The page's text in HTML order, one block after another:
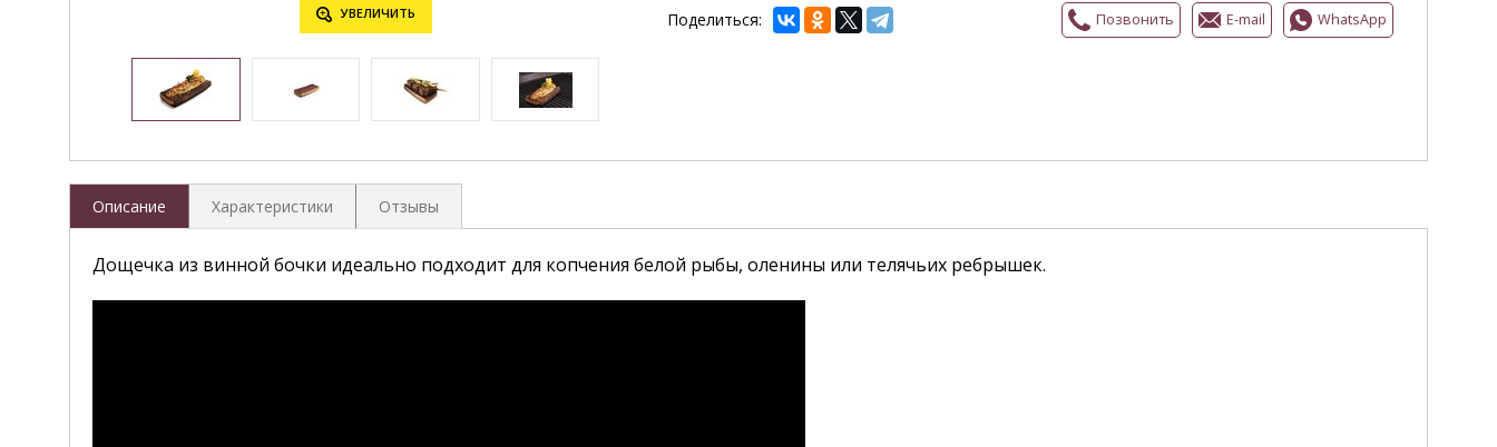
УВЕЛИЧИТЬ Поделиться: Позвонить E-mail WhatsApp
Описание Характеристики Отзывы
Дощечка из винной бочки идеально подходит для копчения белой рыбы, оленины или телячьих ребрышек.